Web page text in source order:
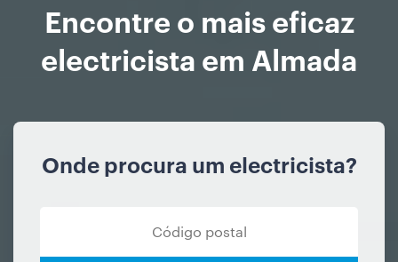
Encontre o mais eficaz
electricista em Almada
Onde procura um electricista?